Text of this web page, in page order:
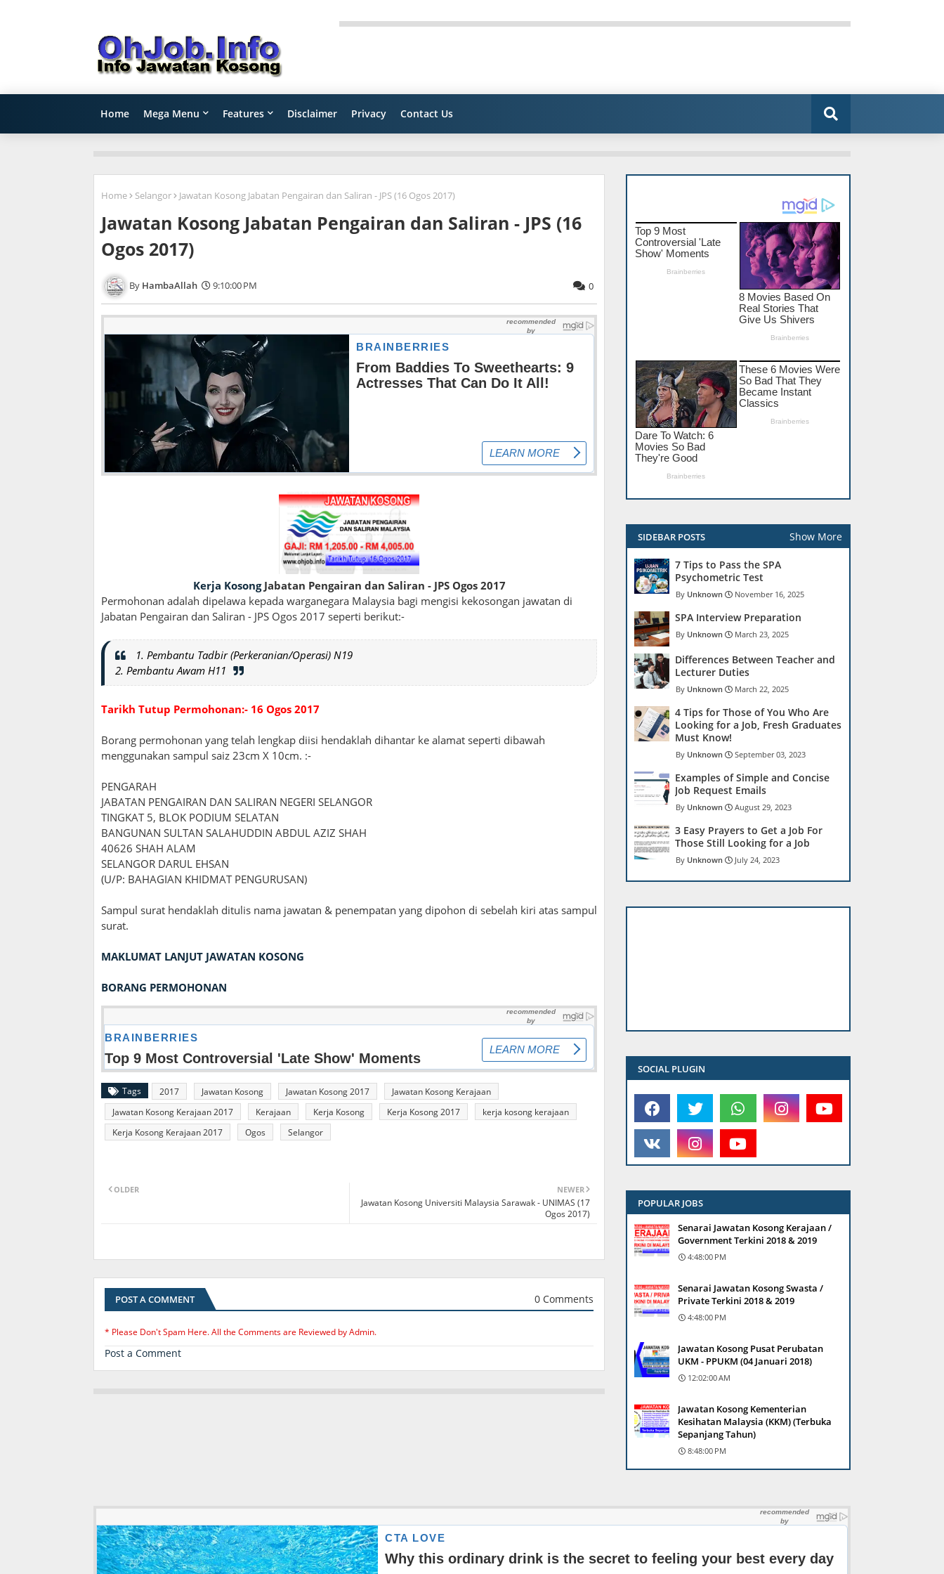
Home Mega Menu Features Disclaimer Privacy Contact Us
Home Selangor Jawatan Kosong Jabatan Pengairan dan Saliran - JPS (16 Ogos 2017)
Jawatan Kosong Jabatan Pengairan dan Saliran - JPS (16
Ogos 2017)
HambaAllah 9:10:00 PM 0
Kerja KosongJabatan Pengairan dan Saliran - JPS Ogos 2017
Permohonan adalah dipelawa kepada warganegara Malaysia bagi mengisi kekosongan jawatan di
Jabatan Pengairan dan Saliran - JPS Ogos 2017 seperti berikut:-
1. Pembantu Tadbir (Perkeranian/Operasi) N19
2. Pembantu Awam H11
Tarikh Tutup Permohonan:- 16 Ogos 2017
Borang permohonan yang telah lengkap diisi hendaklah dihantar ke alamat seperti dibawah
menggunakan sampul saiz 23cm X 10cm. :-
PENGARAH
JABATAN PENGAIRAN DAN SALIRAN NEGERI SELANGOR
TINGKAT 5, BLOK PODIUM SELATAN
BANGUNAN SULTAN SALAHUDDIN ABDUL AZIZ SHAH
40626 SHAH ALAM
SELANGOR DARUL EHSAN
(U/P: BAHAGIAN KHIDMAT PENGURUSAN)
Sampul surat hendaklah ditulis nama jawatan & penempatan yang dipohon di sebelah kiri atas sampul
surat.
MAKLUMAT LANJUT JAWATAN KOSONG
BORANG PERMOHONAN
Tags 2017 Jawatan Kosong Jawatan Kosong 2017
Jawatan Kosong Kerajaan
Jawatan Kosong Kerajaan 2017
Kerajaan Kerja Kosong Kerja Kosong 2017
kerja kosong kerajaan
Kerja Kosong Kerajaan 2017
Ogos Selangor
NEWER
Jawatan Kosong Universiti Malaysia Sarawak - UNIMAS (17
Ogos 2017)
OLDER
POST A COMMENT 0 Comments
* Please Don't Spam Here. All the Comments are Reviewed by Admin.
Post a Comment
SIDEBAR POSTS Show More
7 Tips to Pass the SPA
Psychometric Test
Unknown November 16, 2025
SPA Interview Preparation
Unknown March 23, 2025
Differences Between Teacher and
Lecturer Duties
Unknown March 22, 2025
4 Tips for Those of You Who Are
Looking for a Job, Fresh Graduates
Must Know!
Unknown September 03, 2023
Examples of Simple and Concise
Job Request Emails
Unknown August 29, 2023
3 Easy Prayers to Get a Job For
Those Still Looking for a Job
Unknown July 24, 2023
SOCIAL PLUGIN
POPULAR JOBS
Senarai Jawatan Kosong Kerajaan /
Government Terkini 2018 & 2019
4:48:00 PM
Senarai Jawatan Kosong Swasta /
Private Terkini 2018 & 2019
4:48:00 PM
Jawatan Kosong Pusat Perubatan
UKM - PPUKM (04 Januari 2018)
12:02:00 AM
Jawatan Kosong Kementerian
Kesihatan Malaysia (KKM) (Terbuka
Sepanjang Tahun)
8:48:00 PM